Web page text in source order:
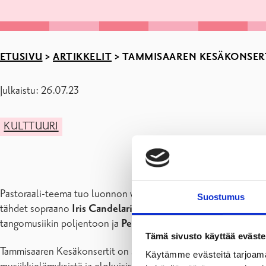
Suostumus
Tämä sivusto käyttää
Käytämme evästeitä
ETUSIVU > ARTIKKELIT > TAMMISAAREN
Julkaistu: 26.07.23
KULTTUURI
Pastoraali-teema tuo luonnon vehreyden ja loppukesän idyllin
tähdet sopraano Iris Candelaria
tangomusiikin poljentoon ja Pentti Hildén
Tammisaaren Kesäkonsertit on Suomalaisen